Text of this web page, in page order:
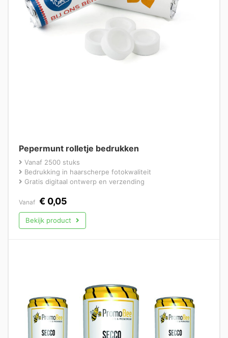
Pepermunt rolletje bedrukken
Vanaf 2500 stuks
Bedrukking in haarscherpe fotokwaliteit
Gratis digitaal ontwerp en verzending
Vanaf € 0,05
Bekijk product